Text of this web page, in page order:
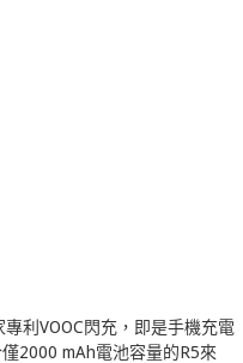
利VOOC閃充，即是手機充電
2000 mAh電池容量的R5來